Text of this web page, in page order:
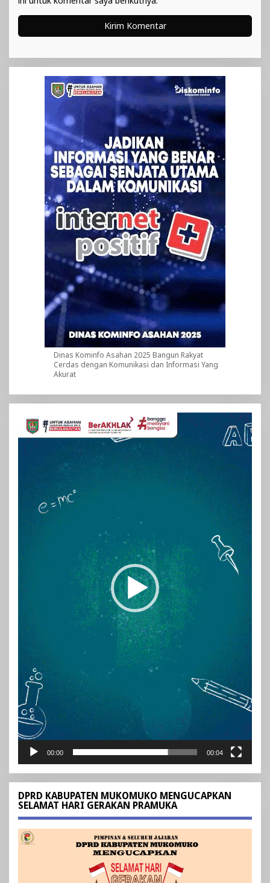
Dinas Kominfo Asahan 2025 Bangun Rakyat
Cerdas dengan Komunikasi dan Informasi Yang
Akurat
Pemutar
Video
00:00 00:04
DPRD KABUPATEN MUKOMUKO MENGUCAPKAN
SELAMAT HARI GERAKAN PRAMUKA